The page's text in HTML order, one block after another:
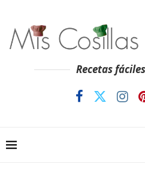
Recetas